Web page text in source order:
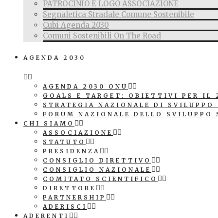
PATROCINIO E LOGO ASSOCIAZIONE
Segnaletica Stradale Comune Sostenibile
Cubi Agenda 2030
Comuni Sostenibili On The Road
AGENDA 2030
AGENDA 2030 ONU
GOALS E TARGET: OBIETTIVI PER IL
STRATEGIA NAZIONALE DI SVILUPPO
FORUM NAZIONALE DELLO SVILUPPO
CHI SIAMO
ASSOCIAZIONE
STATUTO
PRESIDENZA
CONSIGLIO DIRETTIVO
CONSIGLIO NAZIONALE
COMITATO SCIENTIFICO
DIRETTORE
PARTNERSHIP
ADERISCI
ADERENTI